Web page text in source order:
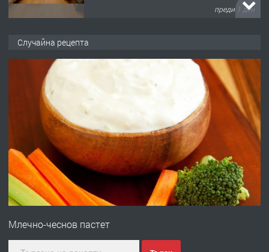
преди 1 ден
АПАРТАМЕНТ В ЦЕНТЪРА НА ГР.
преди 2 дни
Давам гараж под наем
преди 2 дни
ПРЕДЛАГА
№4120 Магазин/Офис под наем в кв.
Любен Каравелов, Хасково-близо до
градската градина!
Случайна рецепта
Млечно-чеснов пастет